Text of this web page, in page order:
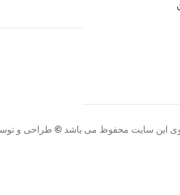
این سایت محفوظ می باشد © طراحی و